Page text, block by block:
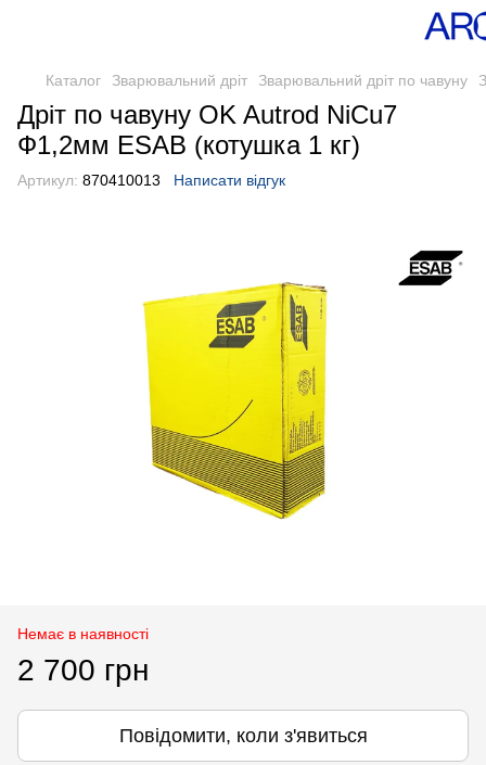
Каталог Зварювальний дріт Зварювальний дріт по чавуну
Дріт по чавуну OK Autrod NiCu7
Ф1,2мм ESAB (котушка 1 кг)
Артикул: 870410013 Написати відгук
Немає в наявності
2 700 грн
Повідомити, коли з'явиться